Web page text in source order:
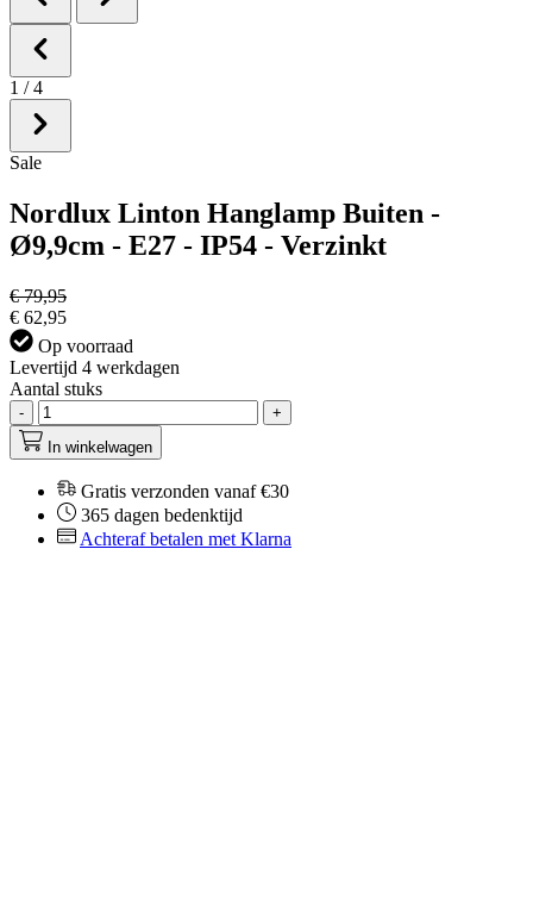
1 / 4
Sale
Nordlux Linton Hanglamp Buiten -
Ø9,9cm - E27 - IP54 - Verzinkt
€ 79,95
€ 62,95
Op voorraad
Levertijd 4 werkdagen
Aantal stuks
-
+
In winkelwagen
Gratis verzonden vanaf €30
365 dagen bedenktijd
Achteraf betalen met Klarna